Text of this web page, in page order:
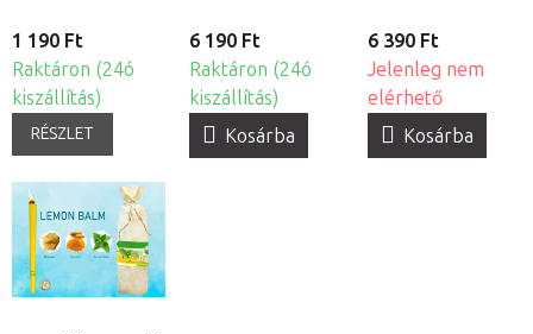
1 190 Ft
Raktáron (24ó
kiszállítás)
RÉSZLET
6 190 Ft
Raktáron (24ó
kiszállítás)
Kosárba
6 390 Ft
Jelenleg nem
elérhető
Kosárba